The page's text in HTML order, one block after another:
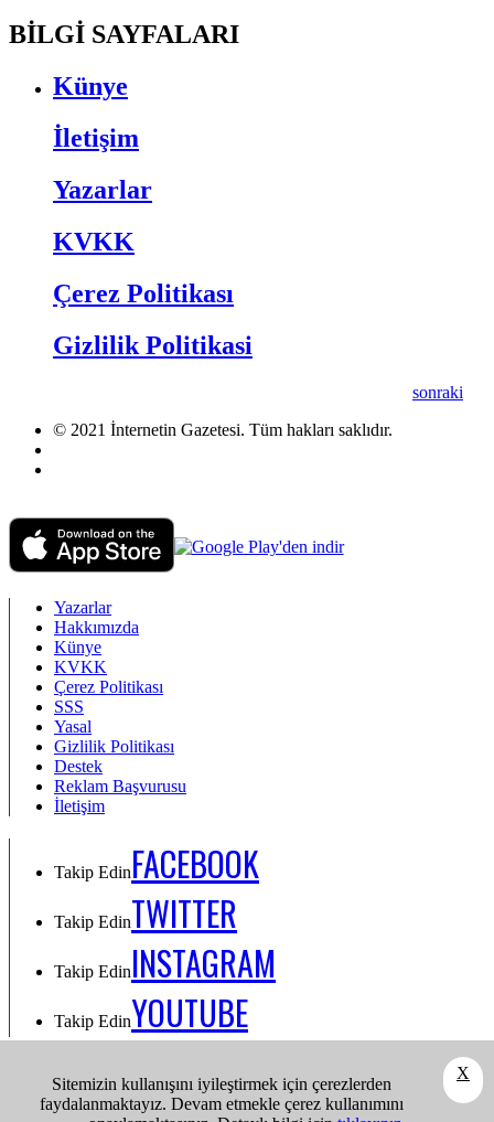
BİLGİ SAYFALARI
Künye
İletişim
Yazarlar
KVKK
Çerez Politikası
Gizlilik Politikasi
sonraki
X
Sitemizin kullanışını iyileştirmek için çerezlerden
faydalanmaktayız. Devam etmekle çerez kullanımını
© 2021 İnternetin Gazetesi. Tüm hakları saklıdır.
Yazarlar
Hakkımızda
Künye
KVKK
Çerez Politikası
SSS
Yasal
Gizlilik Politikası
Destek
Reklam Başvurusu
İletişim
Takip EdinFACEBOOK
Takip EdinTWITTER
Takip EdinINSTAGRAM
Takip EdinYOUTUBE
Takip Edin: Twitter
Takip Edin: Instagram